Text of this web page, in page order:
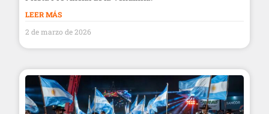
LEER MÁS
2 de marzo de 2026